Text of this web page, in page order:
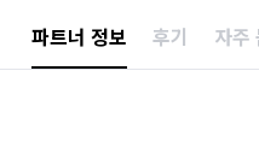
파트너 정보 후기 자주